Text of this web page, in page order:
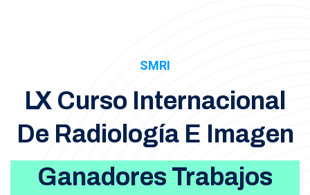
SMRI
LX Curso Internacional
De Radiología E Imagen
Ganadores Trabajos